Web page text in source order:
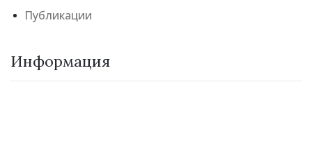
Публикации
Информация